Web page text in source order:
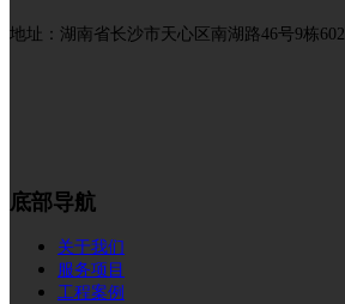
地址：湖南省长沙市天心区南湖路46号9栋602
底部导航
关于我们
服务项目
工程案例